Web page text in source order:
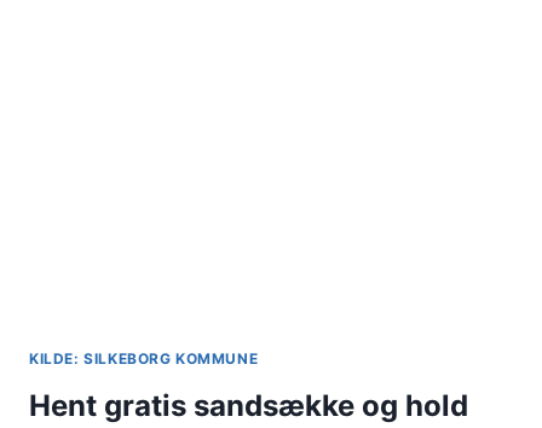
KILDE: SILKEBORG KOMMUNE
Hent gratis sandsække og hold